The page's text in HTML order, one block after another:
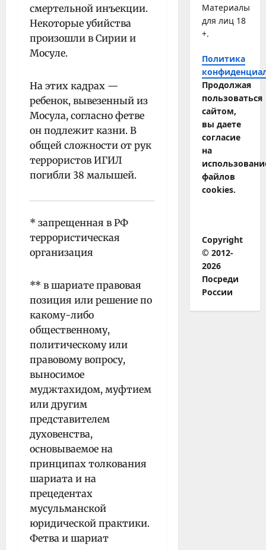
смертельной инъекции.
Некоторые убийства
произошли в Сирии и
Мосуле.
На этих кадрах —
ребенок, вывезенный из
Мосула, согласно фетве
он подлежит казни. В
общей сложности от рук
террористов ИГИЛ
погибли 38 малышей.
* запрещенная в РФ
террористическая
организация
** в шариате правовая
позиция или решение по
какому-либо
общественному,
политическому или
правовому вопросу,
выносимое
муджтахидом, муфтием
или другим
представителем
духовенства,
основываемое на
принципах толкования
шариата и на
прецедентах
мусульманской
юридической практики.
Фетва и шариат
Материалы
для лиц 18
+.
Политика
Продолжая
пользоваться
сайтом,
вы даете
согласие
на
файлов
cookies.
Copyright
© 2012-
2026
Посреди
России